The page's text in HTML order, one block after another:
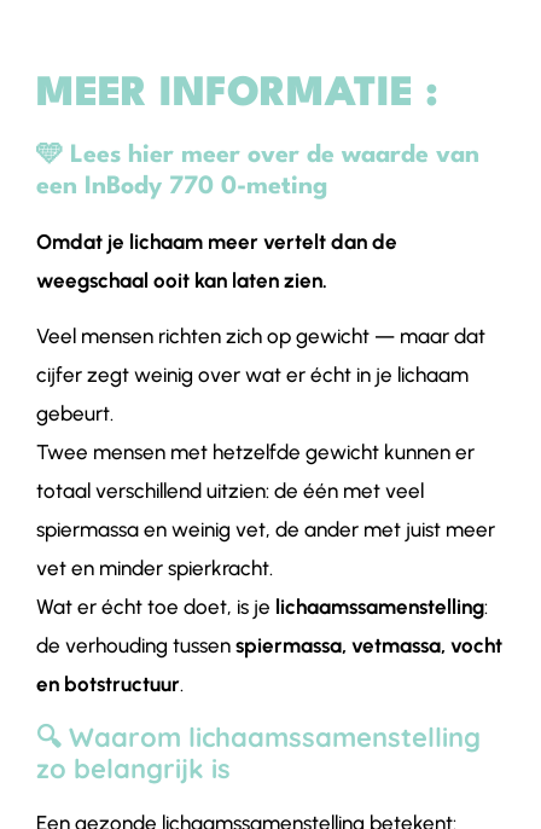
MEER INFORMATIE :
🩵 Lees hier meer over de waarde van
een InBody 770 0-meting
Omdat je lichaam meer vertelt dan de
weegschaal ooit kan laten zien.
Veel mensen richten zich op gewicht — maar dat
cijfer zegt weinig over wat er écht in je lichaam
gebeurt.
Twee mensen met hetzelfde gewicht kunnen er
totaal verschillend uitzien: de één met veel
spiermassa en weinig vet, de ander met juist meer
vet en minder spierkracht.
Wat er écht toe doet, is je lichaamssamenstelling:
de verhouding tussen spiermassa, vetmassa, vocht
en botstructuur.
🔍 Waarom lichaamssamenstelling
zo belangrijk is
Een gezonde lichaamssamenstelling betekent: